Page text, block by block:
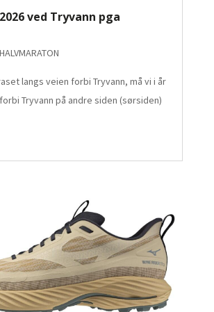
ved Tryvann pga
langs veien forbi Tryvann, må vi i år
Tryvann på andre siden (sørsiden)